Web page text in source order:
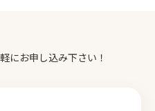
にお申し込み下さい！